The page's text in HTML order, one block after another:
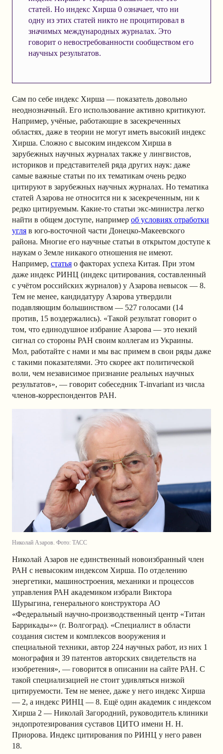
статей. Но индекс Хирша 0 означает, что ни
одну из этих статей никто не процитировал в
значимых международных журналах. Это
говорит о невостребованности сообществом его
научных результатов.
Сам по себе индекс Хирша — показатель довольно
неоднозначный. Его использование активно критикуют.
Например, учёные, работающие в засекреченных
областях, даже в теории не могут иметь высокий индекс
Хирша. Сложно с высоким индексом Хирша в
зарубежных научных журналах также у лингвистов,
историков и представителей ряда других наук: даже
самые важные статьи по их тематикам очень редко
цитируют в зарубежных научных журналах. Но тематика
статей Азарова не относится ни к засекреченным, ни к
редко цитируемым. Какие-то статьи экс-министра легко
найти в общем доступе, например об условиях отработки
угля в юго-восточной части Донецко-Макеевского
района. Многие его научные статьи в открытом доступе к
наукам о Земле никакого отношения не имеют.
Например, статья о факторах успеха Китая. При этом
даже индекс РИНЦ (индекс цитирования, составленный
с учётом российских журналов) у Азарова невысок — 8.
Тем не менее, кандидатуру Азарова утвердили
подавляющим большинством — 527 голосами (14
против, 15 воздержались). «Такой результат говорит о
том, что единодушное избрание Азарова — это некий
сигнал со стороны РАН своим коллегам из Украины.
Мол, работайте с нами и мы вас примем в свои ряды даже
с такими показателями. Это скорее акт политической
воли, чем независимое признание реальных научных
результатов», — говорит собеседник T-invariant из числа
членов-корреспондентов РАН.
Николай Азаров. Фото: ТАСС
Николай Азаров не единственный новоизбранный член
РАН с невысоким индексом Хирша. По отделению
энергетики, машиностроения, механики и процессов
управления РАН академиком избрали Виктора
Шурыгина, генерального конструктора АО
«Федеральный научно-производственный центр «Титан
Баррикады»» (г. Волгоград). «Специалист в области
создания систем и комплексов вооружения и
специальной техники, автор 224 научных работ, из них 1
монография и 39 патентов авторских свидетельств на
изобретения», — говорится в описании на сайте РАН. С
такой специализацией не стоит удивляться низкой
цитируемости. Тем не менее, даже у него индекс Хирша
— 2, а индекс РИНЦ — 8. Ещё один академик с индексом
Хирша 2 — Николай Загородний, руководитель клиники
эндопротезирования суставов ЦИТО имени Н. Н.
Приорова. Индекс цитирования по РИНЦ у него равен
18.